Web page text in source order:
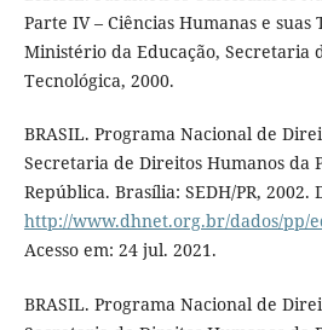
Parte IV – Ciências Humanas e suas
Ministério da Educação, Secretaria
Tecnológica, 2000.
BRASIL. Programa Nacional de
Secretaria de Direitos Humanos da
República. Brasília: SEDH/PR, 2002.
http://www.dhnet.org.br/dados/pp/
Acesso em: 24 jul. 2021.
BRASIL. Programa Nacional de